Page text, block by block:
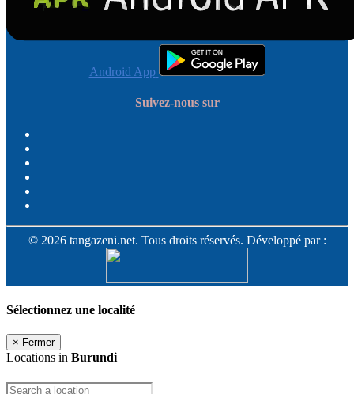
Android App
Suivez-nous sur
© 2026 tangazeni.net. Tous droits réservés. Développé par :
Sélectionnez une localité
× Fermer
Locations in Burundi